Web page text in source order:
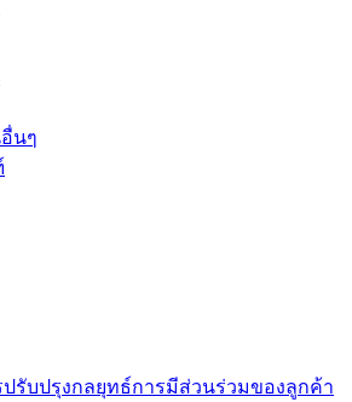
นๆ
รับปรุงกลยุทธ์การมีส่วนร่วมของลูกค้า